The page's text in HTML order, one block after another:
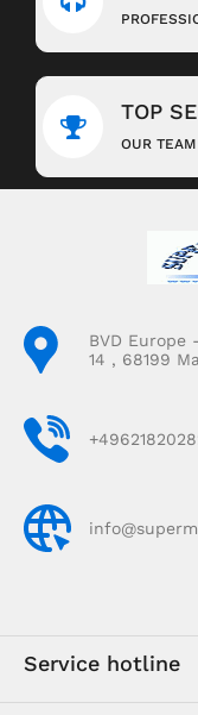
TOP
OUR
BVD Europe
14 , 68199
Service hotline